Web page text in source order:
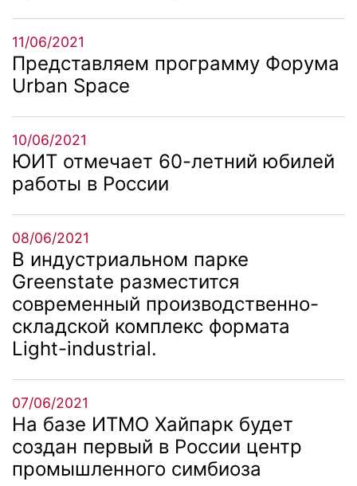
11/06/2021
Представляем программу Форума
Urban Space
10/06/2021
ЮИТ отмечает 60-летний юбилей
работы в России
08/06/2021
В индустриальном парке
Greenstate разместится
современный производственно-
складской комплекс формата
Light-industrial.
07/06/2021
На базе ИТМО Хайпарк будет
создан первый в России центр
промышленного симбиоза